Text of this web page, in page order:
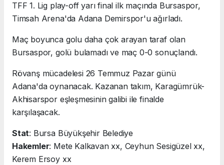
TFF 1. Lig play-off yarı final ilk maçında Bursaspor,
Timsah Arena'da Adana Demirspor'u ağırladı.
Maç boyunca golu daha çok arayan taraf olan
Bursaspor, golü bulamadı ve maç 0-0 sonuçlandı.
Rövanş mücadelesi 26 Temmuz Pazar günü
Adana'da oynanacak. Kazanan takım, Karagümrük-
Akhisarspor eşleşmesinin galibi ile finalde
karşılaşacak.
Stat: Bursa Büyükşehir Belediye
Hakemler: Mete Kalkavan xx, Ceyhun Sesigüzel xx,
Kerem Ersoy xx